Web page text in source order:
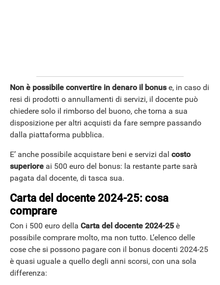
Non è possibile convertire in denaro il bonuse, in caso di
resi di prodotti o annullamenti di servizi, il docente può
chiedere solo il rimborso del buono, che torna a sua
disposizione per altri acquisti da fare sempre passando
dalla piattaforma pubblica.
E’ anche possibile acquistare beni e servizi dal costo
superiore ai 500 euro del bonus: la restante parte sarà
pagata dal docente, di tasca sua.
Carta del docente 2024-25: cosa
comprare
Con i 500 euro della Carta del docente 2024-25 è
possibile comprare molto, ma non tutto. L’elenco delle
cose che si possono pagare con il bonus docenti 2024-25
è quasi uguale a quello degli anni scorsi, con una sola
differenza: